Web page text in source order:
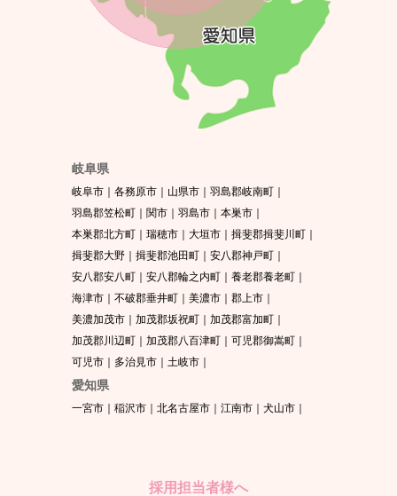
岐阜県
岐阜市 各務原市 山県市
羽島郡岐南町
羽島郡笠松町
関市 羽島市
本巣市
本巣郡北方町
瑞穂市 大垣市
揖斐郡揖斐川町
揖斐郡大野
揖斐郡池田町
安八郡神戸町
安八郡安八町
安八郡輪之内町
養老郡養老町
海津市
不破郡垂井町 美濃市
郡上市
美濃加茂市
加茂郡坂祝町
加茂郡富加町
加茂郡川辺町
加茂郡八百津町
可児郡御嵩町
可児市
多治見市 土岐市
愛知県
一宮市 稲沢市 北名古屋市 江南市 犬山市
採用担当者様へ